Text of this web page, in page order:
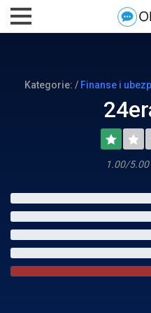
Kategorie: / Finanse i
1.00/5.00